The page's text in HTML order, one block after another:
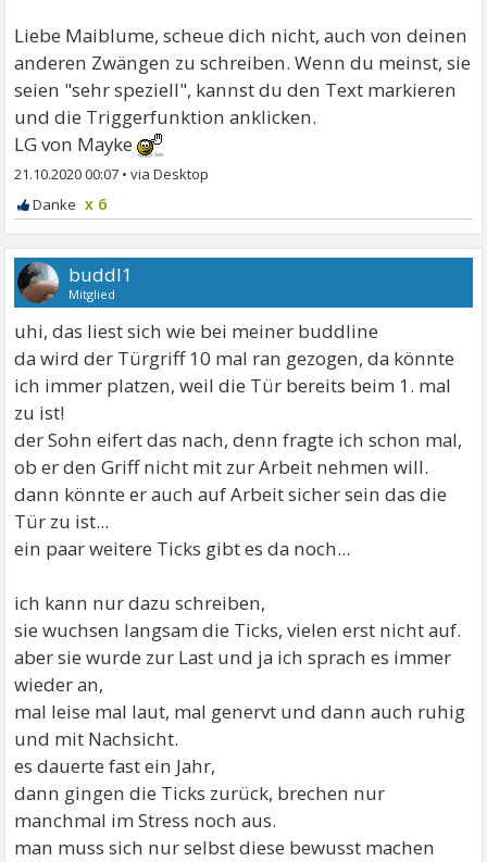
Liebe Maiblume, scheue dich nicht, auch von deinen
anderen Zwängen zu schreiben. Wenn du meinst, sie
seien "sehr speziell", kannst du den Text markieren
und die Triggerfunktion anklicken.
LG von Mayke
21.10.2020 00:07 •
x 6
buddl1
Mitglied
uhi, das liest sich wie bei meiner buddline
da wird der Türgriff 10 mal ran gezogen, da könnte
ich immer platzen, weil die Tür bereits beim 1. mal
zu ist!
der Sohn eifert das nach, denn fragte ich schon mal,
ob er den Griff nicht mit zur Arbeit nehmen will.
dann könnte er auch auf Arbeit sicher sein das die
Tür zu ist...
ein paar weitere Ticks gibt es da noch...
ich kann nur dazu schreiben,
sie wuchsen langsam die Ticks, vielen erst nicht auf.
aber sie wurde zur Last und ja ich sprach es immer
wieder an,
mal leise mal laut, mal genervt und dann auch ruhig
und mit Nachsicht.
es dauerte fast ein Jahr,
dann gingen die Ticks zurück, brechen nur
manchmal im Stress noch aus.
man muss sich nur selbst diese bewusst machen